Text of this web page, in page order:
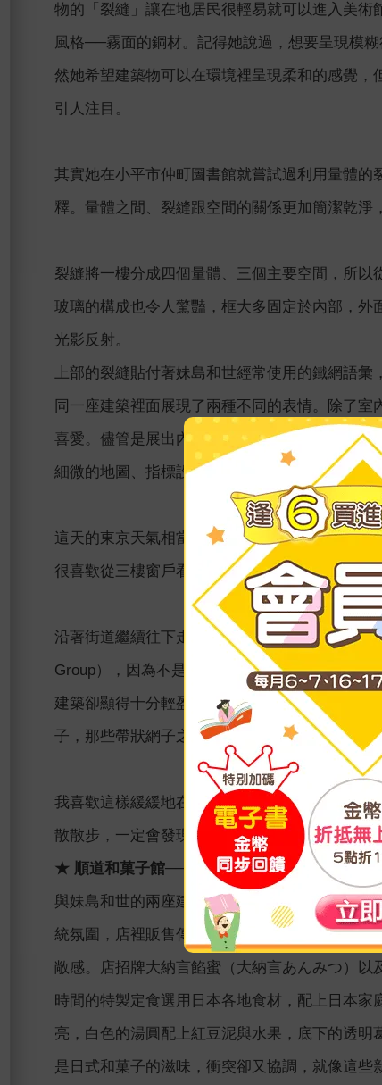
物的「裂縫」讓在地居民很輕易就可以進入美術
風格──霧面的鋼材。記得她說過，想要呈現模
然她希望建築物可以在環境裡呈現柔和的感覺
引人注目。
其實她在小平市仲町圖書館就嘗試過利用量體
釋。量體之間、裂縫跟空間的關係更加簡潔乾淨
裂縫將一樓分成四個量體、三個主要空間，所以
玻璃的構成也令人驚豔，框大多固定於內部，
光影反射。
上部的裂縫貼付著妹島和世經常使用的鐵網語
同一座建築裡面展現了兩種不同的表情。除了
喜愛。儘管是展出內容十分傳統的美術館，還是
細微的地圖、指標設計甚至是美術館名的文字裡
這天的東京天氣相當好，太陽很大，天空很藍。
很喜歡從三樓窗戶看下去的一樓庭院，樹的影子
沿著街道繼續往下走，同樣也是妹島和世設計的
Group），因為不是公共建築所以鮮為人知。但
建築卻顯得十分輕盈，體現了妹島和世「輕盈
子，那些帶狀網子之間所形成的縫隙讓建築似乎
我喜歡這樣緩緩地在此慢行，在現代與懷舊間
散散步，一定會發現更多充滿故事的地方吧。
★ 順道和菓子館──下町的北齋茶坊
與妹島和世的兩座建築在同一條路上的「北齋
統氛圍，店裡販售傳統的日式甜食。北齋茶坊
敞感。店招牌大納言餡蜜（大納言あんみつ）
時間的特製定食選用日本各地食材，配上日本
亮，白色的湯圓配上紅豆泥與水果，底下的透
是日式和菓子的滋味，衝突卻又協調，就像這